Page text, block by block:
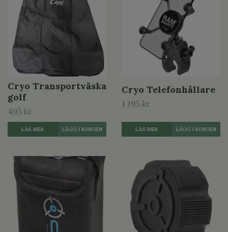
Cryo Transportväska
golf
495 kr
LÄS MER
Cryo Telefonhållare
1 195 kr
LÄS MER